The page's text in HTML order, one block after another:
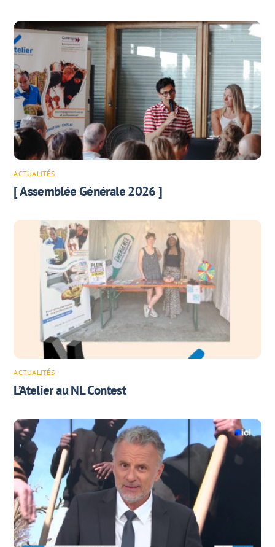
ACTUALITÉS
[ Assemblée Générale 2026 ]
ACTUALITÉS
L’Atelier au NL Contest